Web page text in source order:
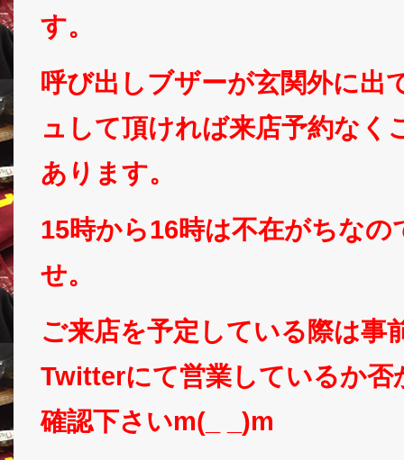
す。
呼び出しブザーが玄関外に出
ュして頂ければ来店予約なく
あります。
15時から16時は不在がちなの
せ。
ご来店を予定している際は事
Twitterにて営業しているか否
確認下さいm(_ _)m